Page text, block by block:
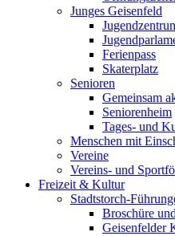
Junges Geisenfeld
Ferienpass
Skaterplatz
Senioren
Gemeinsam
Seniorenheim
Tages- und
Menschen mit
Vereine
Vereins- und
Freizeit & Kultur
Stadtstorch-
Broschüre
Geisenfelder